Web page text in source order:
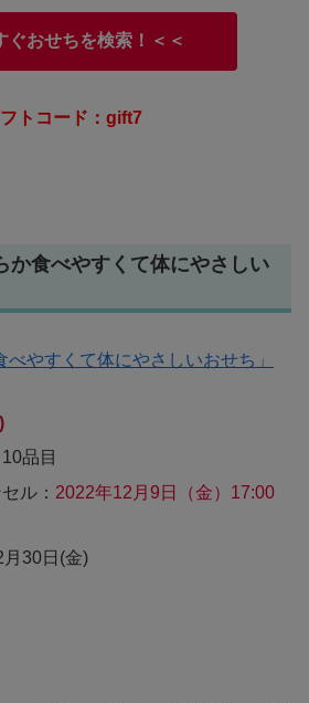
ぐおせちを検索！＜＜
トコード：gift7
か食べやすくて体にやさしい
やすくて体にやさしいおせち」
品目
ル： 2022年12月9日（金）17:00
月30日(金)